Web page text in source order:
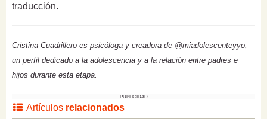
traducción.
Cristina Cuadrillero es psicóloga y creadora de @miadolescenteyyo,
un perfil dedicado a la adolescencia y a la relación entre padres e
hijos durante esta etapa.
PUBLICIDAD
Artículos relacionados